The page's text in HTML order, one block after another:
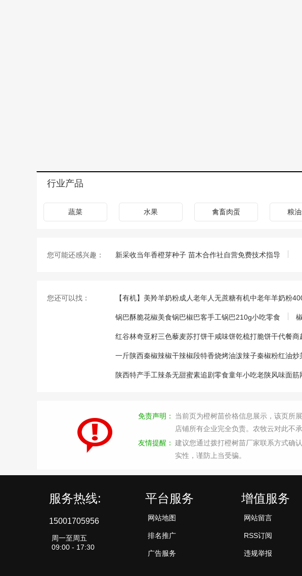
行业产品
蔬菜 水果 禽畜肉蛋 粮
您可能还感兴趣： 新采收当年香橙芽种子 苗木合作社自营免费技术指导
您还可以找： 【有机】美羚羊奶粉成人老年人无蔗糖有机中老年羊奶粉
锅巴酥脆花椒美食锅巴椒巴客手工锅巴210g小吃零食
红谷林奇亚籽三色藜麦苏打饼干咸味饼乾梳打脆饼干代餐商
一斤陕西秦椒辣椒干辣椒段特香烧烤油泼辣子秦椒粉红油炒
陕西特产手工辣条无甜蜜素追剧零食童年小吃老陕风味面筋
免责声明：
当前页为橙树苗价格信息展示，该页所
店铺所有企业完全负责。农牧云对此不
友情提醒： 建议您通过拨打橙树苗厂家联系方式确
实性，谨防上当受骗。
服务热线:
15001705956
周一至周五
09:00 - 17:30
平台服务
网站地图
排名推广
广告服务
增值服务
网站留言
RSS订阅
违规举报